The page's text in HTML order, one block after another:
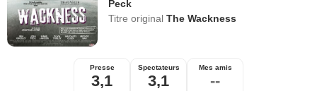
Peck
Titre originalThe Wackness
Presse
3,1
Spectateurs
3,1
Mes amis
--